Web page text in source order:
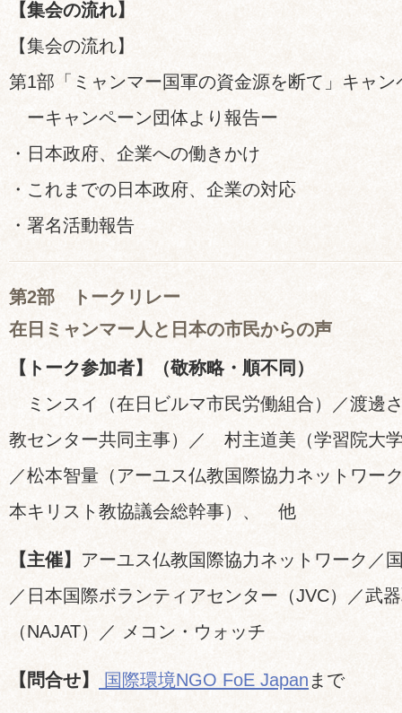
【集会の流れ】
【集会の流れ】
第1部「ミャンマー国軍の資金源を断て」キャン
ーキャンペーン団体より報告ー
・日本政府、企業への働きかけ
・これまでの日本政府、企業の対応
・署名活動報告
第2部 トークリレー
在日ミャンマー人と日本の市民からの声
【トーク参加者】（敬称略・順不同）
ミンスイ（在日ビルマ市民労働組合）／渡邊
教センター共同主事）／ 村主道美（学習院大
／松本智量（アーユス仏教国際協力ネットワー
本キリスト教協議会総幹事​​）、 他
【主催】 アーユス仏教国際協力ネットワーク／
／日本国際ボランティアセンター（JVC）／武
（NAJAT）／ ​​メコン・ウォッチ
【問合せ】 国際環境NGO FoE Japan まで